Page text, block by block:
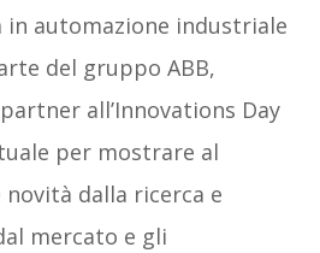
in automazione industriale
del gruppo ABB,
all’Innovations Day
per mostrare al
dalla ricerca e
mercato e gli